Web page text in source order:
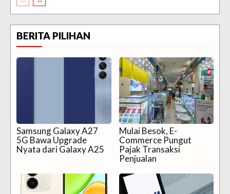
BERITA PILIHAN
Samsung Galaxy A27
5G Bawa Upgrade
Nyata dari Galaxy A25
Mulai Besok, E-
Commerce Pungut
Pajak Transaksi
Penjualan